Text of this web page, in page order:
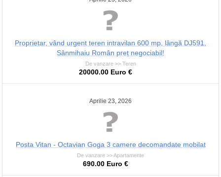
Proprietar, vând urgent teren intravilan 600 mp, lângă DJ591,
Sânmihaiu Român preț negociabil!
De vanzare >> Teren
20000.00 Euro €
Aprilie 23, 2026
Posta Vitan - Octavian Goga 3 camere decomandate mobilat
De vanzare >> Apartamente
690.00 Euro €